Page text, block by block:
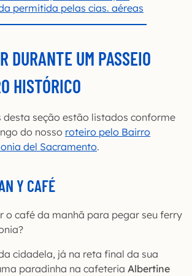
permitida pelas cias. aéreas
DURANTE UM PASSEIO
HISTÓRICO
desta seção estão listados conforme
do nosso roteiro pelo Bairro
del Sacramento.
Y CAFÉ
o café da manhã para pegar seu ferry
cidadela, já na reta final da sua
paradinha na cafeteria Albertine